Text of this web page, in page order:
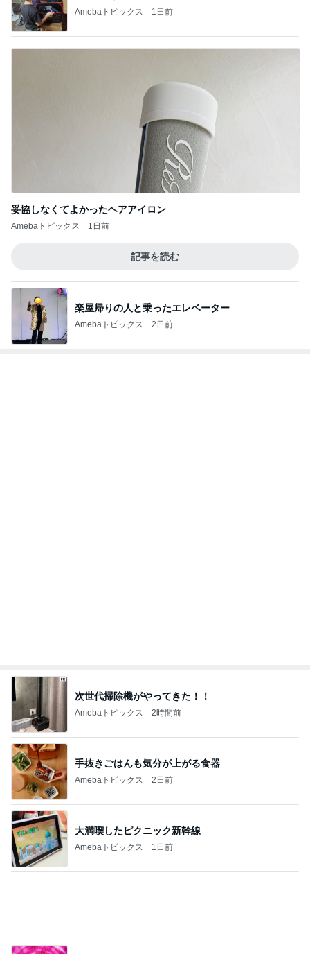
Amebaトピックス 1日前
妥協しなくてよかったヘアアイロン
Amebaトピックス 1日前
記事を読む
楽屋帰りの人と乗ったエレベーター
Amebaトピックス 2日前
無事に終わった大変なお墓の掃除